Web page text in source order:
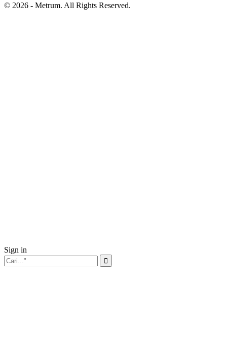
© 2026 - Metrum. All Rights Reserved.
Sign in